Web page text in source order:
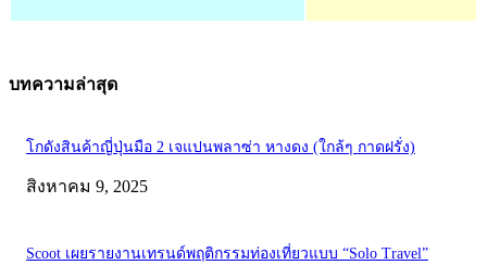
บทความล่าสุด
โกดังสินค้าญี่ปุ่นมือ 2 เจแปนพลาซ่า หางดง (ใกล้ๆ กาดฝรั่ง)
สิงหาคม 9, 2025
Scoot เผยรายงานเทรนด์พฤติกรรมท่องเที่ยวแบบ “Solo Travel”